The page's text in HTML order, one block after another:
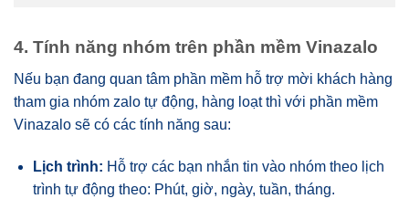
4. Tính năng nhóm trên phần mềm Vinazalo
Nếu bạn đang quan tâm phần mềm hỗ trợ mời khách hàng
tham gia nhóm zalo tự động, hàng loạt thì với phần mềm
Vinazalo sẽ có các tính năng sau:
Lịch trình: Hỗ trợ các bạn nhắn tin vào nhóm theo lịch
trình tự động theo: Phút, giờ, ngày, tuần, tháng.